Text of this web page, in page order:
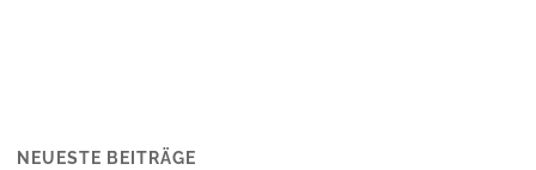
NEUESTE BEITRÄGE